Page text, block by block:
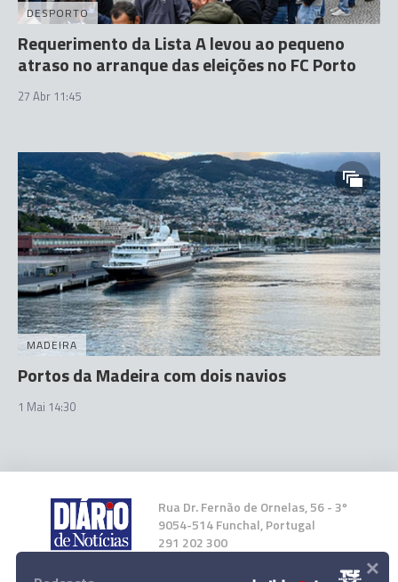
DESPORTO
Requerimento da Lista A levou ao pequeno
atraso no arranque das eleições no FC Porto
27 Abr 11:45
MADEIRA
Portos da Madeira com dois navios
1 Mai 14:30
Rua Dr. Fernão de Ornelas, 56 - 3º
9054-514 Funchal, Portugal
291 202 300
×